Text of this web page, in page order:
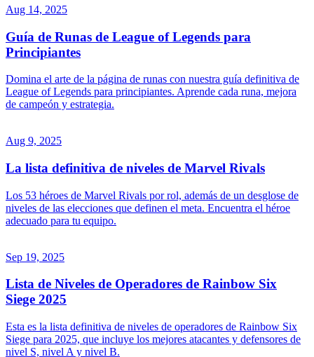
Aug 14, 2025
Guía de Runas de League of Legends para
Principiantes
Domina el arte de la página de runas con nuestra guía definitiva de
League of Legends para principiantes. Aprende cada runa, mejora
de campeón y estrategia.
Aug 9, 2025
La lista definitiva de niveles de Marvel Rivals
Los 53 héroes de Marvel Rivals por rol, además de un desglose de
niveles de las elecciones que definen el meta. Encuentra el héroe
adecuado para tu equipo.
Sep 19, 2025
Lista de Niveles de Operadores de Rainbow Six
Siege 2025
Esta es la lista definitiva de niveles de operadores de Rainbow Six
Siege para 2025, que incluye los mejores atacantes y defensores de
nivel S, nivel A y nivel B.